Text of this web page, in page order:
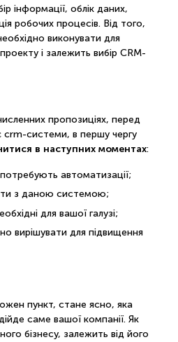
інформації, облік даних,
робочих процесів. Від того,
виконувати для
і залежить вибір CRM-
пропозиціях, перед
crm-системи, в першу чергу
в наступних моментах:
автоматизації;
з даною системою;
для вашої галузі;
вирішувати для підвищення
пункт, стане ясно, яка
саме вашої компанії. Як
бізнесу, залежить від його